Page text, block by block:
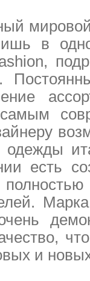
в
самым
есть
и